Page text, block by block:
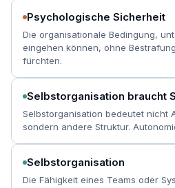
Psychologische Sicherheit
Die organisationale Bedingung,
eingehen können, ohne
fürchten.
Selbstorganisation braucht
Selbstorganisation bedeutet nicht
sondern andere Struktur.
Selbstorganisation
Die Fähigkeit eines Teams oder